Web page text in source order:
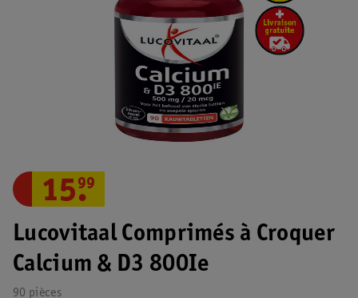
Lucovitaal Comprimés à Croquer
Calcium & D3 800Ie
90 pièces
15.
99